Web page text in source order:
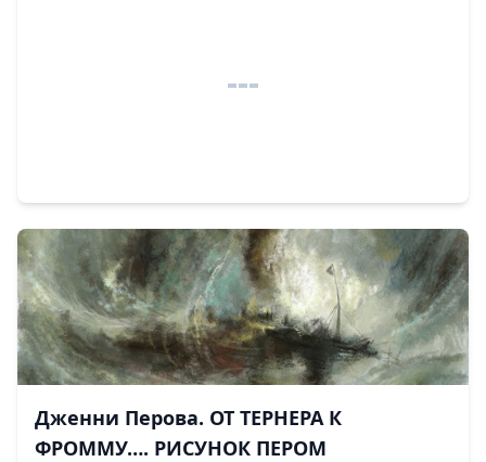
Дженни Перова. ОТ ТЕРНЕРА К
ФРОММУ…. РИСУНОК ПЕРОМ